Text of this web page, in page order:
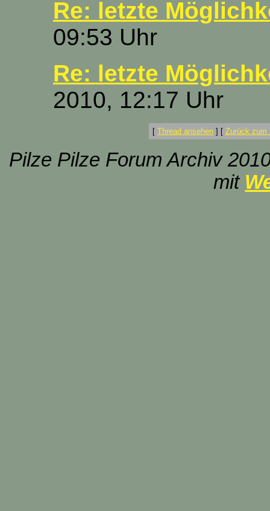
Re: letzte
09:53 Uhr
Re: letzte
2010, 12:17 Uhr
[ Thread ansehen ] [ Zurück zum
Pilze Pilze Forum Archiv
mit